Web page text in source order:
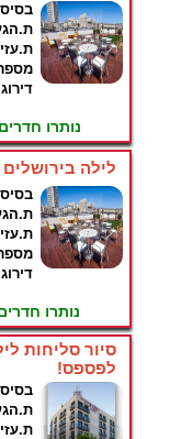
נותרו
לילה
נותרו
סיור סליחות
לפספס!